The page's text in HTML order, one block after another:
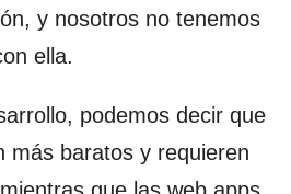
y nosotros no tenemos
ella.
podemos decir que
más baratos y requieren